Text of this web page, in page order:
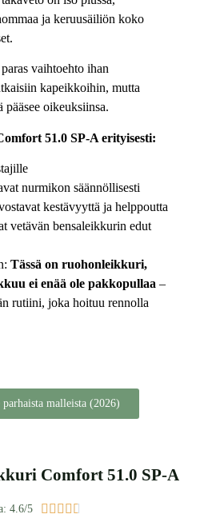
ja keruusäiliön koko
vaihtoehto ihan
kapeikkoihin, mutta
oikeuksiinsa.
51.0 SP-A erityisesti:
nurmikon säännöllisesti
kestävyyttä ja helppoutta
vetävän bensaleikkurin edut
Tässä on ruohonleikkuri,
ei enää ole pakkopullaa –
rutiini, joka hoituu rennolla
malleista (2026)
Comfort 51.0 SP-A
4.6/5     